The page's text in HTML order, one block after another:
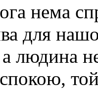
нема
для
людина